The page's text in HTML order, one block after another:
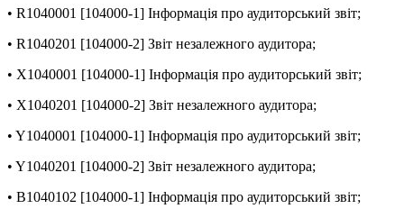
• R1040001 [104000-1] Інформація про аудиторський звіт;
• R1040201 [104000-2] Звіт незалежного аудитора;
• X1040001 [104000-1] Інформація про аудиторський звіт;
• X1040201 [104000-2] Звіт незалежного аудитора;
• Y1040001 [104000-1] Інформація про аудиторський звіт;
• Y1040201 [104000-2] Звіт незалежного аудитора;
• B1040102 [104000-1] Інформація про аудиторський звіт;